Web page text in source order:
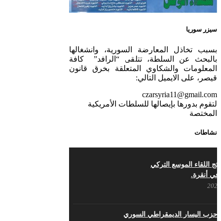
الوطن …منصور الاتاسي .
البوصلة في زمن
السنوية لرحيل الرفيق منصور أتاسي أبو مطيع
– عبد الله حاج محمد
والسلام أبا مطيع لن
سيزر سوريا
بسبب تخاذل المعارضة السورية، وانشغالها
بالبحث عن السلطة، تتلقى “الرافد” كافة
المعلومات والشكاوي المتعلقة بخرق قانون
قيصر، على الايميل التالي:
czarsyria11@gmail.com
لتقوم بدورها بإيصالها للسلطات الأمريكية
المختصة
نشاطات
اللقاء الموسع التركي
أنقرة.
اليسار الديمقراطي السوري